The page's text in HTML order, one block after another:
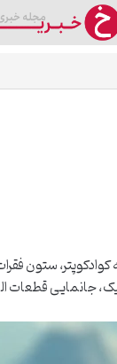
ستون
جانمایی قطعات